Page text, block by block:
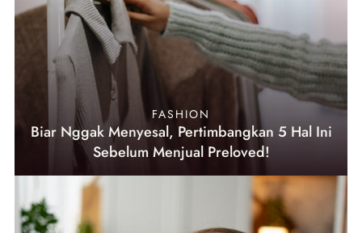
FASHION
Biar Nggak Menyesal, Pertimbangkan 5 Hal Ini
Sebelum Menjual Preloved!